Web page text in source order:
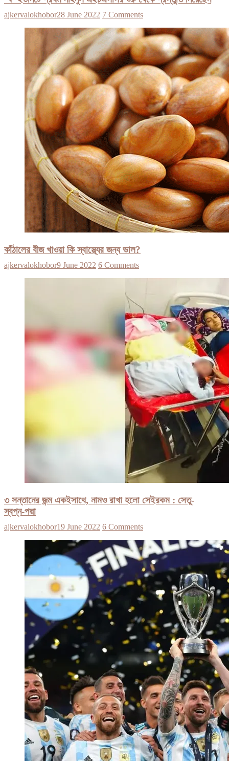
ajkervalokhobor28 June 2022 7 Comments
কাঁঠালের বীজ খাওয়া কি স্বাস্থ্যের জন্য ভাল?
ajkervalokhobor9 June 2022 6 Comments
৩ সন্তানের জন্ম একইসাথে, নামও রাখা হলো সেইরকম : সেতু-
স্বপ্ন-পদ্মা
ajkervalokhobor19 June 2022 6 Comments